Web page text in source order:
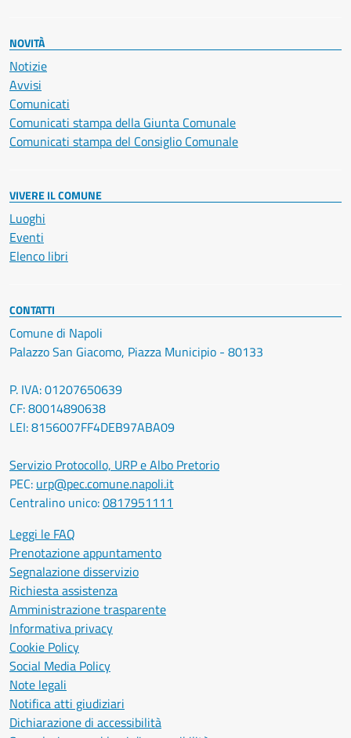
NOVITÀ
Notizie
Avvisi
Comunicati
Comunicati stampa della Giunta Comunale
Comunicati stampa del Consiglio Comunale
VIVERE IL COMUNE
Luoghi
Eventi
Elenco libri
CONTATTI
Comune di Napoli
Palazzo San Giacomo, Piazza Municipio - 80133
P. IVA: 01207650639
CF: 80014890638
LEI: 8156007FF4DEB97ABA09
Servizio Protocollo, URP e Albo Pretorio
PEC: urp@pec.comune.napoli.it
Centralino unico:0817951111
Leggi le FAQ
Prenotazione appuntamento
Segnalazione disservizio
Richiesta assistenza
Amministrazione trasparente
Informativa privacy
Cookie Policy
Social Media Policy
Note legali
Notifica atti giudiziari
Dichiarazione di accessibilità